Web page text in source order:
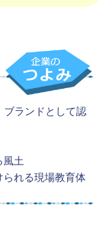
ブランドとして認
風土
られる現場教育体